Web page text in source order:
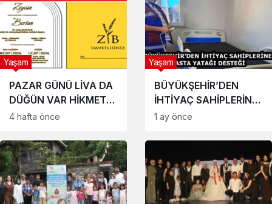
PAZAR GÜNÜ LİVA DA
DÜĞÜN VAR HİKMET
ÖZKURT’TAN DÜĞÜNE
Yaşam
4 hafta önce
BÜYÜKŞEHİR’DEN
İHTİYAÇ SAHİPLERİNE
HASTA YATAĞI
Yaşam
1 ay önce